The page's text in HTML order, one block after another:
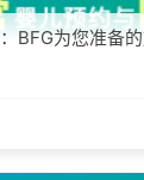
BFG为您准备